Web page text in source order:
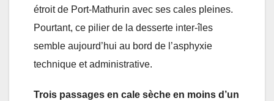
étroit de Port-Mathurin avec ses cales pleines.
Pourtant, ce pilier de la desserte inter-îles
semble aujourd’hui au bord de l’asphyxie
technique et administrative.
Trois passages en cale sèche en moins d’un